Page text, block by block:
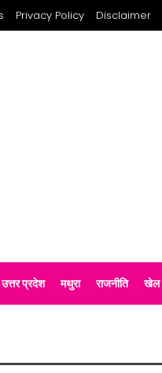
Privacy Policy Disclaimer
उत्तर प्रदेश मथुरा राजनीति खेल